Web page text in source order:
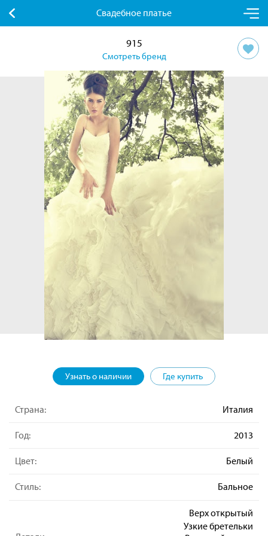
Свадебное платье
915
Смотреть бренд
Узнать о наличии Где купить
Страна: Италия
Год: 2013
Цвет: Белый
Стиль: Бальное
Верх открытый
Узкие бретельки